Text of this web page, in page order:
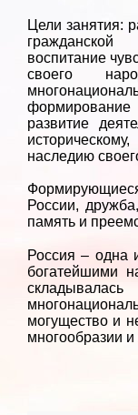
Цели занятия:
воспитание
своего
развитие
наследию
России,
память и
Россия – одна
богатейшими
могущество и
многообразии